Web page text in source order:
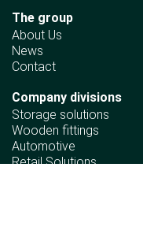
The group
About Us
News
Contact
Company divisions
Storage solutions
Wooden fittings
Automotive
Retail Solutions